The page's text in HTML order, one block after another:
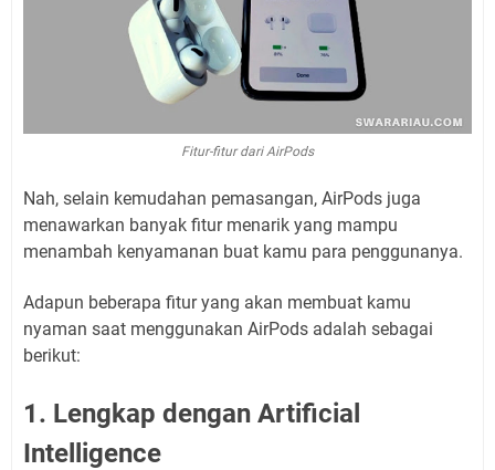
Fitur-fitur dari AirPods
Nah, selain kemudahan pemasangan, AirPods juga
menawarkan banyak fitur menarik yang mampu
menambah kenyamanan buat kamu para penggunanya.
Adapun beberapa fitur yang akan membuat kamu
nyaman saat menggunakan AirPods adalah sebagai
berikut:
1. Lengkap dengan Artificial
Intelligence